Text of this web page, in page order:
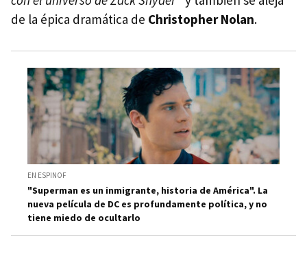
de la épica dramática de Christopher Nolan.
EN ESPINOF
"Superman es un inmigrante, historia de América". La
nueva película de DC es profundamente política, y no
tiene miedo de ocultarlo